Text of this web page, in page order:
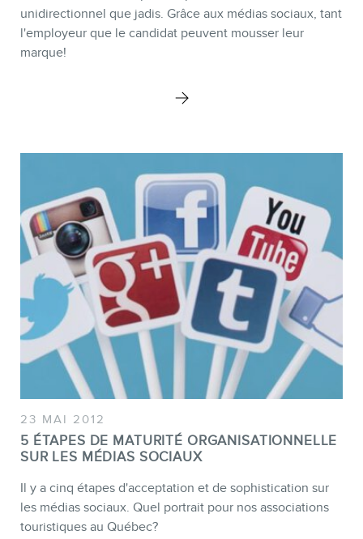
unidirectionnel que jadis. Grâce aux médias sociaux, tant
l'employeur que le candidat peuvent mousser leur
marque!
23 MAI 2012
5 ÉTAPES DE MATURITÉ ORGANISATIONNELLE
SUR LES MÉDIAS SOCIAUX
Il y a cinq étapes d'acceptation et de sophistication sur
les médias sociaux. Quel portrait pour nos associations
touristiques au Québec?